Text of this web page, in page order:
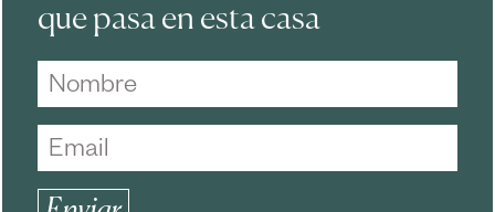
que pasa en esta casa